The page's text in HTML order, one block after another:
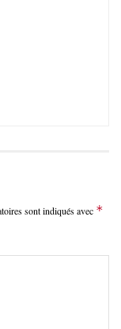
sont indiqués avec *